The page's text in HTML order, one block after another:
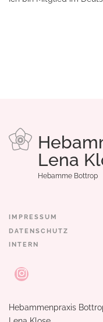
Lena
Hebamme Bottrop
IMPRESSUM
DATENSCHUTZ
INTERN
Hebammenpraxis